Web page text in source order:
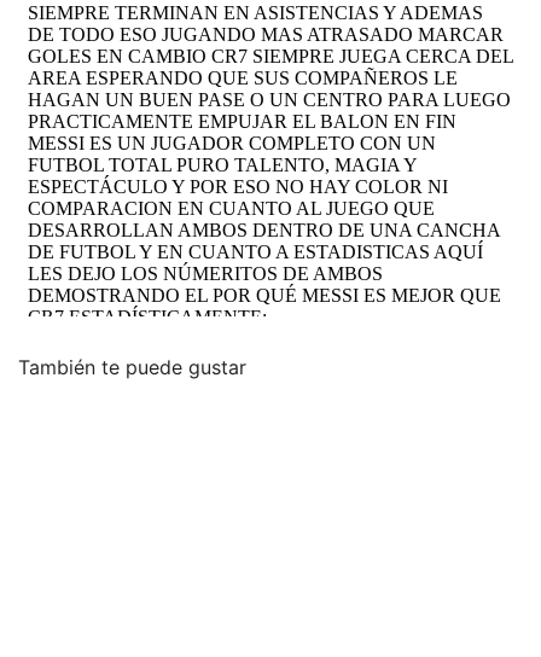
También te puede gustar